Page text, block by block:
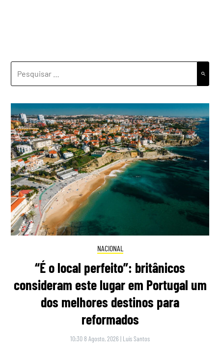
NACIONAL
“É o local perfeito”: britânicos
consideram este lugar em Portugal um
dos melhores destinos para
reformados
10:30 8 Agosto, 2026 | Luís Santos